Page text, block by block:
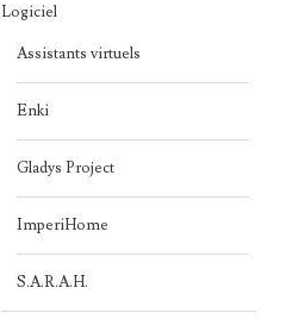
Logiciel
Assistants virtuels
Enki
Gladys Project
ImperiHome
S.A.R.A.H.